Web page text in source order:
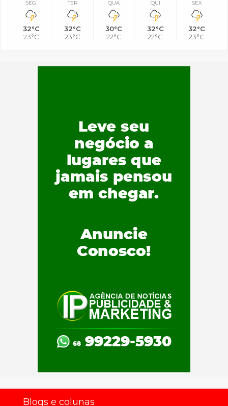
SEG
32°C
23°C
TER
32°C
23°C
QUA
30°C
22°C
QUI
32°C
22°C
SEX
32°C
23°C
Blogs e colunas